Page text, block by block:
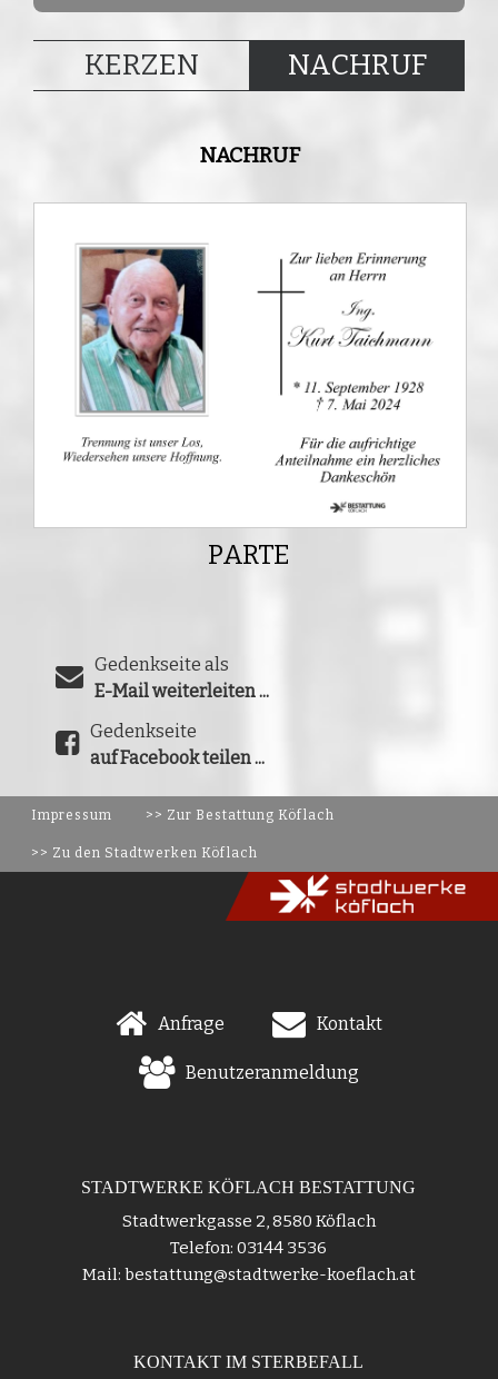
KERZEN NACHRUF
NACHRUF
PARTE
Gedenkseite als
E-Mail weiterleiten ...
Gedenkseite
auf Facebook teilen ...
Impressum >> Zur Bestattung Köflach
>> Zu den Stadtwerken Köflach
Anfrage Kontakt
Benutzeranmeldung
STADTWERKE KÖFLACH BESTATTUNG
Stadtwerkgasse 2, 8580 Köflach
Telefon: 03144 3536
Mail: bestattung@stadtwerke-koeflach.at
KONTAKT IM STERBEFALL